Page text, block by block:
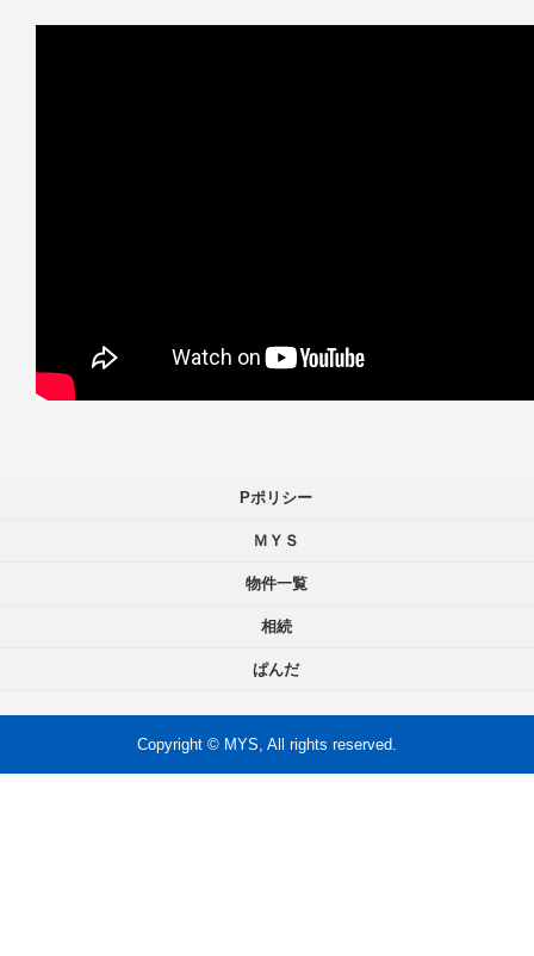
Pポリシー
ＭＹＳ
物件一覧
相続
ぱんだ
Copyright © MYS, All rights reserved.